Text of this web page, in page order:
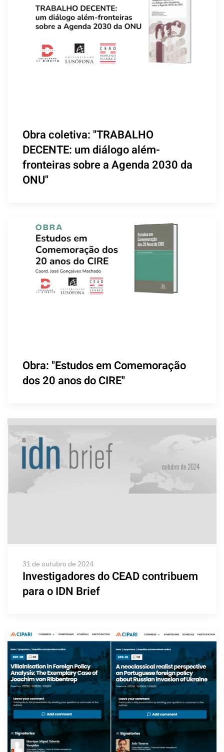
Obra coletiva: "TRABALHO
DECENTE: um diálogo além-
fronteiras sobre a Agenda 2030 da
ONU"
Obra: "Estudos em Comemoração
dos 20 anos do CIRE"
31 de outubro de 2024
Investigadores do CEAD contribuem
para o IDN Brief